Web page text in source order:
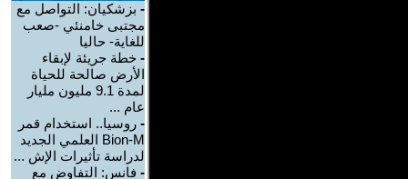
- بزشكيان: التواصل مع
مجتبى خامنئي -صعب
للغاية- حاليا
- خطة جريئة لإبقاء
الأرض صالحة للحياة
لمدة 9.1 مليون مليار
عام ...
- روسيا.. استخدام قمر
Bion-M العلمي الجديد
لدراسة تأثيرات الإش ...
- فانس: التفاوض مع